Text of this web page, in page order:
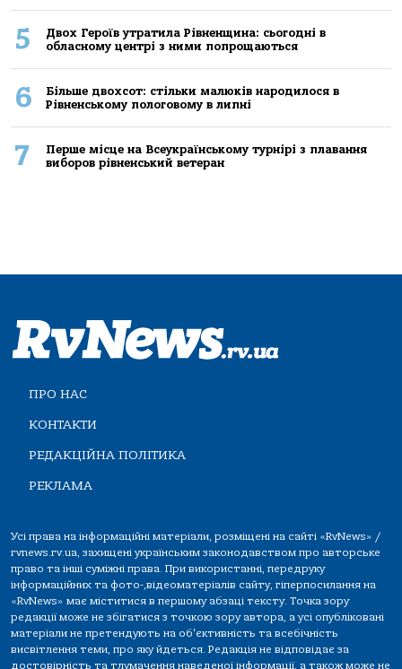
5
Двох Героїв утратила Рівненщина: сьогодні в
обласному центрі з ними попрощаються
6
Більше двохсот: стільки малюків народилося в
Рівненському пологовому в липні
7
Перше місце на Всеукраїнському турнірі з плавання
виборов рівненський ветеран
ПРО НАС
КОНТАКТИ
РЕДАКЦІЙНА ПОЛІТИКА
РЕКЛАМА
Усі права на інформаційні матеріали, розміщені на сайті «RvNews» /
rvnews.rv.ua, захищені українським законодавством про авторське
право та інші суміжні права. При використанні, передруку
інформаційних та фото-,відеоматеріалів сайту, гіперпосилання на
«RvNews» має міститися в першому абзаці тексту. Точка зору
редакції може не збігатися з точкою зору автора, а усі опубліковані
матеріали не претендують на об'єктивність та всебічність
висвітлення теми, про яку йдеться. Редакція не відповідає за
достовірність та тлумачення наведеної інформації, а також може не